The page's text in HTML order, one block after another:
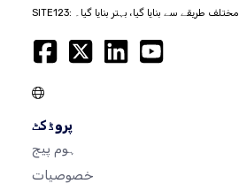
SITE123: مختلف طریقے سے بنایا گیا، بہتر بنایا گیا۔
پروڈکٹ
ہوم پیج
خصوصیات